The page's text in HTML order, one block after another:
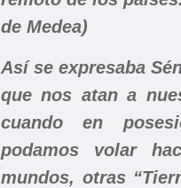
de Medea)
Así se expresaba
que nos atan a
cuando en
podamos volar
mundos, otras